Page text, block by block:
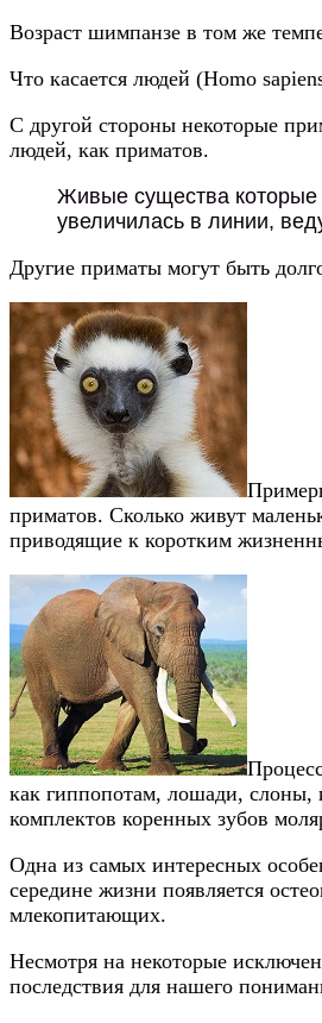
Возраст шимпанзе в том же
Что касается людей (Homo
С другой стороны некоторые
людей, как приматов.
Живые существа которые
увеличилась в линии,
Другие приматы могут быть
приматов. Сколько живут
приводящие к коротким
как гиппопотам, лошади, слоны,
комплектов коренных зубов
Одна из самых интересных
середине жизни появляется
млекопитающих.
Несмотря на некоторые
последствия для нашего